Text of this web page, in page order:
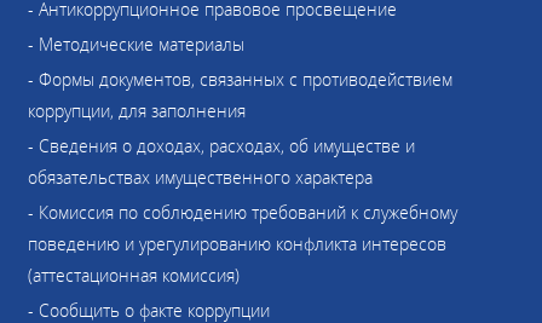
- Антикоррупционное правовое просвещение
- Методические материалы
- Формы документов, связанных с противодействием
коррупции, для заполнения
- Сведения о доходах, расходах, об имуществе и
обязательствах имущественного характера
- Комиссия по соблюдению требований к служебному
поведению и урегулированию конфликта интересов
(аттестационная комиссия)
- Сообщить о факте коррупции